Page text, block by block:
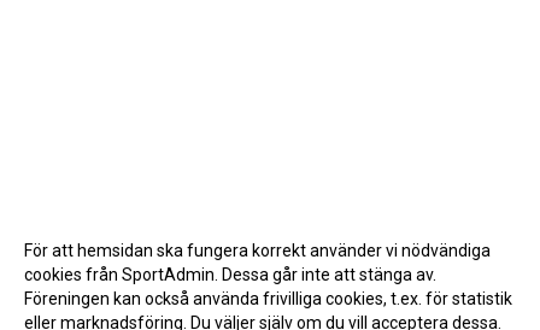
För att hemsidan ska fungera korrekt använder vi nödvändiga
cookies från SportAdmin. Dessa går inte att stänga av.
Föreningen kan också använda frivilliga cookies, t.ex. för statistik
eller marknadsföring. Du väljer själv om du vill acceptera dessa.